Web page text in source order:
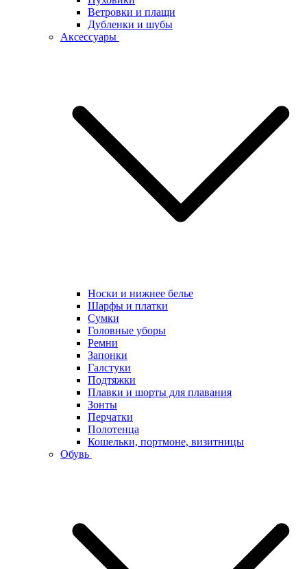
Ветровки и плащи
Дубленки и шубы
Аксессуары
Носки и нижнее белье
Шарфы и платки
Сумки
Головные уборы
Ремни
Запонки
Галстуки
Подтяжки
Плавки и шорты для плавания
Зонты
Перчатки
Полотенца
Кошельки, портмоне, визитницы
Обувь